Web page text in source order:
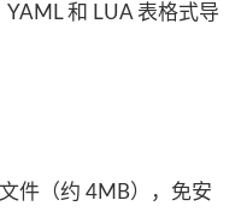
和 LUA 表格式导
件（约 4MB），免安